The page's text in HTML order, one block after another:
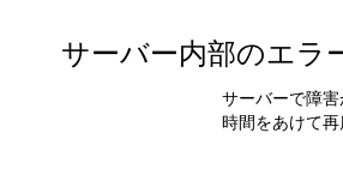
サーバー内部のエラ
サーバーで障害
時間をあけて再